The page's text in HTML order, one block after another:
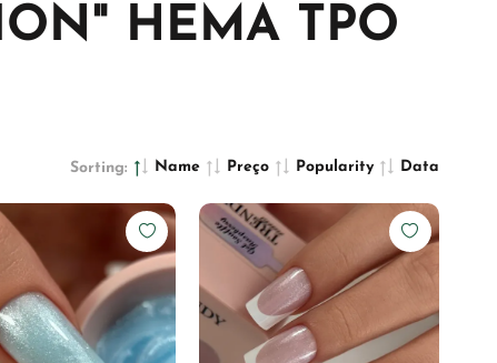
HEMA TPO
Sorting: Name Preço Popularity Data